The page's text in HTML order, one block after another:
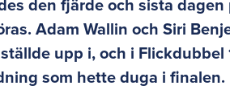
Adam Wallin och Siri
upp i, och i
som hette duga i finalen.